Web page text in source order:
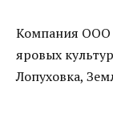
Компания ООО
яровых
Лопуховка,